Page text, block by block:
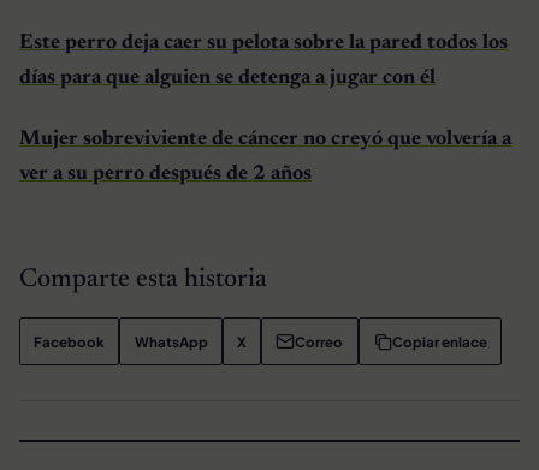
Este perro deja caer su pelota sobre la pared todos los
días para que alguien se detenga a jugar con él
Mujer sobreviviente de cáncer no creyó que volvería a
ver a su perro después de 2 años
Comparte esta historia
Facebook WhatsApp X Correo Copiar enlace